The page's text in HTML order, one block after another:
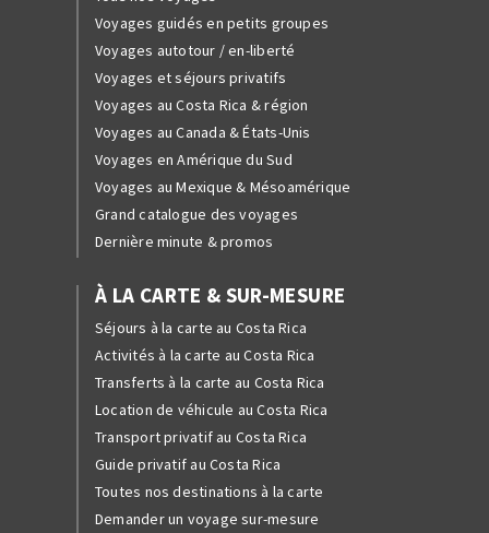
Voyages guidés en petits groupes
Voyages autotour / en-liberté
Voyages et séjours privatifs
Voyages au Costa Rica & région
Voyages au Canada & États-Unis
Voyages en Amérique du Sud
Voyages au Mexique & Mésoamérique
Grand catalogue des voyages
Dernière minute & promos
À LA CARTE & SUR-MESURE
Séjours à la carte au Costa Rica
Activités à la carte au Costa Rica
Transferts à la carte au Costa Rica
Location de véhicule au Costa Rica
Transport privatif au Costa Rica
Guide privatif au Costa Rica
Toutes nos destinations à la carte
Demander un voyage sur-mesure